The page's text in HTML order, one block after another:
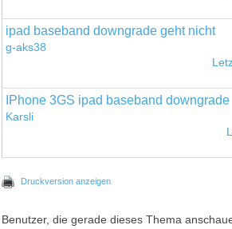
ipad baseband downgrade geht nicht
g-aks38
IPhone 3GS ipad baseband downgrade
Karsli
Druckversion anzeigen
Benutzer, die gerade dieses Thema